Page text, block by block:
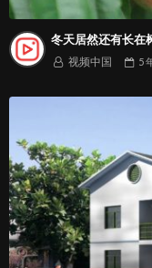
冬天居然还有长在
视频中国 5